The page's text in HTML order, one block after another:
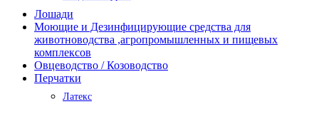
Лошади
Моющие и Дезинфицирующие средства для
животноводства ,агропромышленных и пищевых
комплексов
Овцеводство / Козоводство
Перчатки
Латекс